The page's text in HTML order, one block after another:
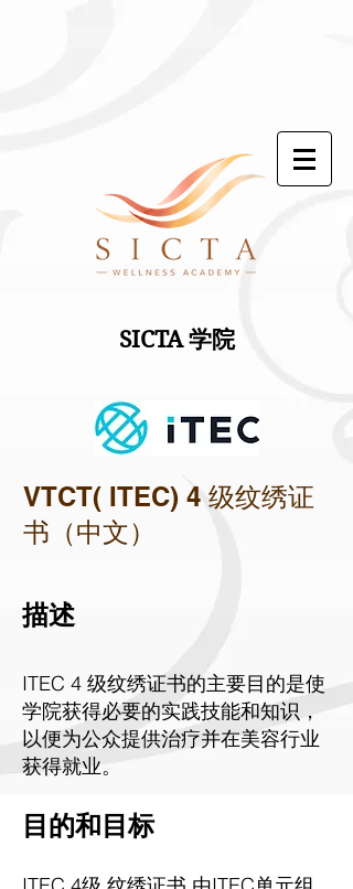
SICTA 学院
VTCT( ITEC) 4 级纹绣证
书（中文）
描述
ITEC 4 级纹绣证书的主要目的是使
学院获得必要的实践技能和知识，
以便为公众提供治疗并在美容行业
获得就业。
目的和目标